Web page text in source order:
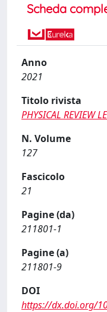
Scheda
Anno
2021
Titolo rivista
PHYSICAL REVIEW
N. Volume
127
Fascicolo
21
Pagine (da)
211801-1
Pagine (a)
211801-9
DOI
https://dx.doi.org/